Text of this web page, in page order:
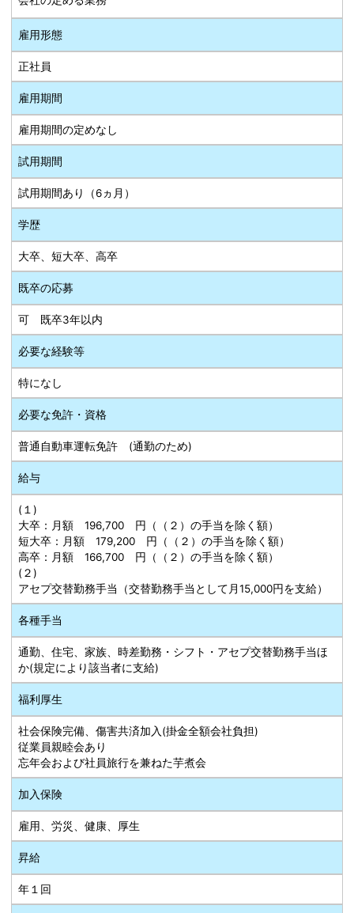
雇用形態
正社員
雇用期間
雇用期間の定めなし
試用期間
試用期間あり（6ヵ月）
学歴
大卒、短大卒、高卒
既卒の応募
可 既卒3年以内
必要な経験等
特になし
必要な免許・資格
普通自動車運転免許 (通勤のため)
給与
(１)
大卒：月額 196,700 円（（２）の手当を除く額）
短大卒：月額 179,200 円（（２）の手当を除く額）
高卒：月額 166,700 円（（２）の手当を除く額）
(２)
アセプ交替勤務手当（交替勤務手当として月15,000円を支給）
各種手当
通勤、住宅、家族、時差勤務・シフト・アセプ交替勤務手当ほ
か(規定により該当者に支給)
福利厚生
社会保険完備、傷害共済加入(掛金全額会社負担)
従業員親睦会あり
忘年会および社員旅行を兼ねた芋煮会
加入保険
雇用、労災、健康、厚生
昇給
年１回